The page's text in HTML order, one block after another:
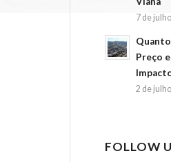
7 de
Preço
2 de
FOLLOW